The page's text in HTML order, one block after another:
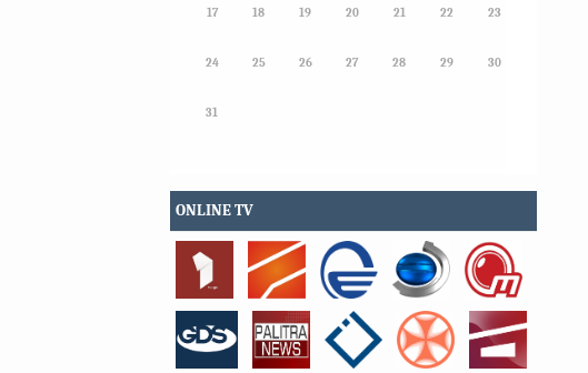
17 18 19 20 21 22 23
24 25 26 27 28 29 30
31
ONLINE TV